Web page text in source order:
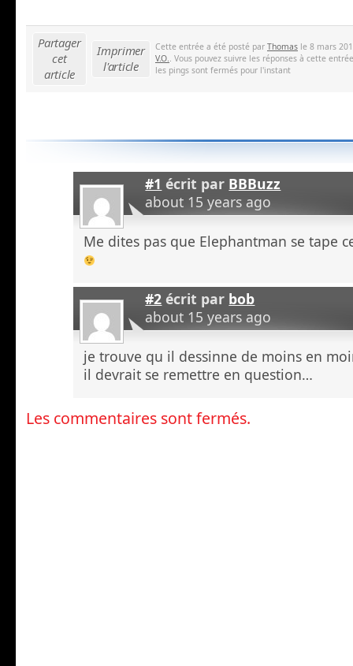
Partager
cet
article
Imprimer
l'article
Cette entrée a été posté par Thomas le 8 mars
V.O.. Vous pouvez suivre les réponses à cette
les pings sont fermés pour l'instant
#1 écrit par BBBuzz
about 15 years ago
Me dites pas que Elephantman se tape
#2 écrit par bob
about 15 years ago
je trouve qu il dessinne de moins en
il devrait se remettre en question…
Les commentaires sont fermés.